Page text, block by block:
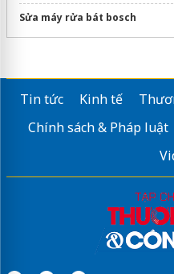
Sửa máy rửa bát bosch
Tin tức Kinh tế
Chính sách & Pháp luật